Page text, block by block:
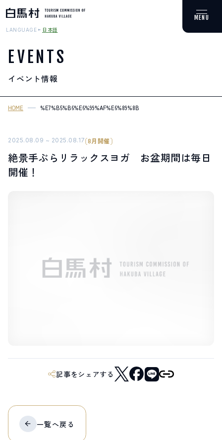
MOUNTAIN & TREKKING
登山・トレッキング
スキー場
HOT SPRING
温泉
LIVE CAMERA RECOMMENDATION
おすすめ情報
ABOUT HAKUBA EVENTS
白馬村の季節 塩の道
白馬村までのアクセス
会社概要
プライバシーポリシー
LANGUAGE 日本語
EVENTS
イベント情報
HOME
2025.08.09 ~ 2025.08.17 8月開催
絶景手ぶらリラックスヨガ お盆期間は毎日
開催！
記事をシェアする
一覧へ戻る